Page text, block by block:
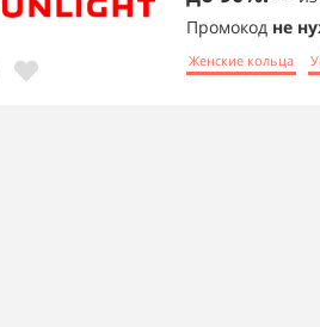
Промокод не
Женские кольца